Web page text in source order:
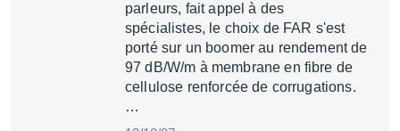
parleurs, fait appel à des
spécialistes, le choix de FAR s'est
porté sur un boomer au rendement de
97 dB/W/m à membrane en fibre de
cellulose renforcée de corrugations.
…